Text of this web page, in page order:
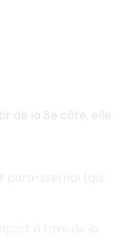
de la 8e côte, elle